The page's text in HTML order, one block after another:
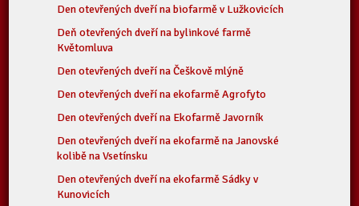
Den otevřených dveří na biofarmě v Lužkovicích
Deň otevřených dveří na bylinkové farmě
Květomluva
Den otevřených dveří na Češkově mlýně
Den otevřených dveří na ekofarmě Agrofyto
Den otevřených dveří na Ekofarmě Javorník
Den otevřených dveří na ekofarmě na Janovské
kolibě na Vsetínsku
Den otevřených dveří na ekofarmě Sádky v
Kunovicích